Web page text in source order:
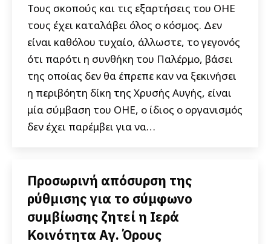
Τους σκοπούς και τις εξαρτήσεις του ΟΗΕ
τους έχει καταλάβει όλος ο κόσμος. Δεν
είναι καθόλου τυχαίο, άλλωστε, το γεγονός
ότι παρότι η συνθήκη του Παλέρμο, βάσει
της οποίας δεν θα έπρεπε καν να ξεκινήσει
η περιβόητη δίκη της Χρυσής Αυγής, είναι
μία σύμβαση του ΟΗΕ, ο ίδιος ο οργανισμός
δεν έχει παρέμβει για να…
Προσωρινή απόσυρση της
ρύθμισης για το σύμφωνο
συμβίωσης ζητεί η Ιερά
Κοινότητα Αγ. Όρους